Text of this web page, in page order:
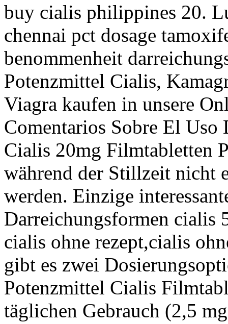
buy cialis philippines 20.
chennai pct dosage
benommenheit
Potenzmittel Cialis,
Viagra kaufen in unsere
Comentarios Sobre El Uso
Cialis 20mg Filmtabletten
während der Stillzeit nicht
werden. Einzige
Darreichungsformen cialis
cialis ohne rezept,cialis
gibt es zwei
Potenzmittel Cialis
täglichen Gebrauch (2,5